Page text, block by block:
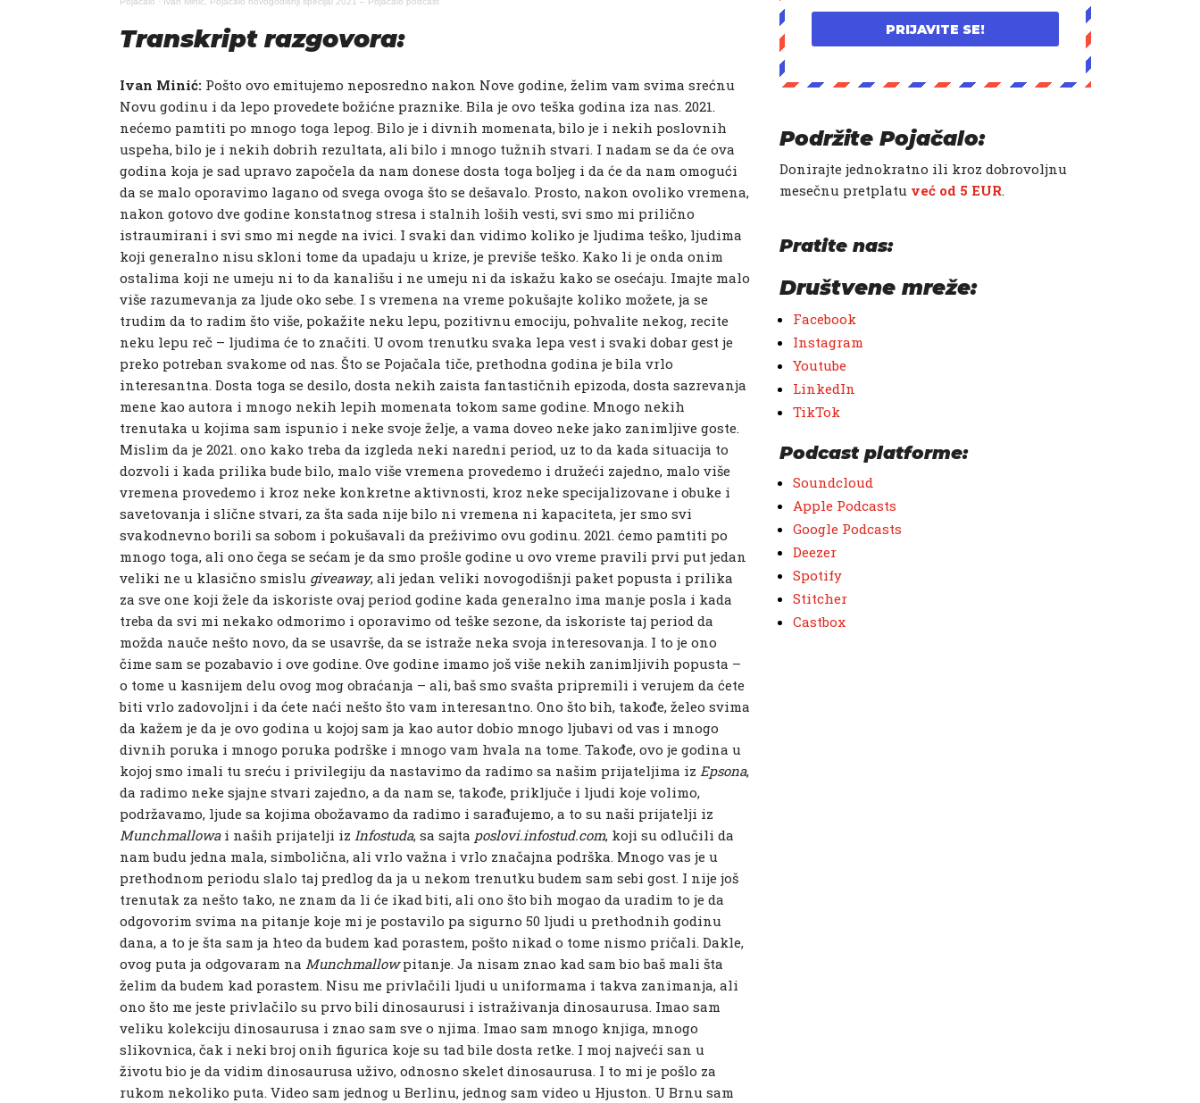
Transkript razgovora:
Ivan Minić: Pošto ovo emitujemo neposredno nakon Nove godine, želim vam svima srećnu
Novu godinu i da lepo provedete božićne praznike. Bila je ovo teška godina iza nas. 2021.
nećemo pamtiti po mnogo toga lepog. Bilo je i divnih momenata, bilo je i nekih poslovnih
uspeha, bilo je i nekih dobrih rezultata, ali bilo i mnogo tužnih stvari. I nadam se da će ova
godina koja je sad upravo započela da nam donese dosta toga boljeg i da će da nam omogući
da se malo oporavimo lagano od svega ovoga što se dešavalo. Prosto, nakon ovoliko vremena,
nakon gotovo dve godine konstatnog stresa i stalnih loših vesti, svi smo mi prilično
istraumirani i svi smo mi negde na ivici. I svaki dan vidimo koliko je ljudima teško, ljudima
koji generalno nisu skloni tome da upadaju u krize, je previše teško. Kako li je onda onim
ostalima koji ne umeju ni to da kanališu i ne umeju ni da iskažu kako se osećaju. Imajte malo
više razumevanja za ljude oko sebe. I s vremena na vreme pokušajte koliko možete, ja se
trudim da to radim što više, pokažite neku lepu, pozitivnu emociju, pohvalite nekog, recite
neku lepu reč – ljudima će to značiti. U ovom trenutku svaka lepa vest i svaki dobar gest je
preko potreban svakome od nas. Što se Pojačala tiče, prethodna godina je bila vrlo
interesantna. Dosta toga se desilo, dosta nekih zaista fantastičnih epizoda, dosta sazrevanja
mene kao autora i mnogo nekih lepih momenata tokom same godine. Mnogo nekih
trenutaka u kojima sam ispunio i neke svoje želje, a vama doveo neke jako zanimljive goste.
Mislim da je 2021. ono kako treba da izgleda neki naredni period, uz to da kada situacija to
dozvoli i kada prilika bude bilo, malo više vremena provedemo i družeći zajedno, malo više
vremena provedemo i kroz neke konkretne aktivnosti, kroz neke specijalizovane i obuke i
savetovanja i slične stvari, za šta sada nije bilo ni vremena ni kapaciteta, jer smo svi
svakodnevno borili sa sobom i pokušavali da preživimo ovu godinu. 2021. ćemo pamtiti po
mnogo toga, ali ono čega se sećam je da smo prošle godine u ovo vreme pravili prvi put jedan
veliki ne u klasično smislu giveaway, ali jedan veliki novogodišnji paket popusta i prilika
za sve one koji žele da iskoriste ovaj period godine kada generalno ima manje posla i kada
treba da svi mi nekako odmorimo i oporavimo od teške sezone, da iskoriste taj period da
možda nauče nešto novo, da se usavrše, da se istraže neka svoja interesovanja. I to je ono
čime sam se pozabavio i ove godine. Ove godine imamo još više nekih zanimljivih popusta –
o tome u kasnijem delu ovog mog obraćanja – ali, baš smo svašta pripremili i verujem da ćete
biti vrlo zadovoljni i da ćete naći nešto što vam interesantno. Ono što bih, takođe, želeo svima
da kažem je da je ovo godina u kojoj sam ja kao autor dobio mnogo ljubavi od vas i mnogo
divnih poruka i mnogo poruka podrške i mnogo vam hvala na tome. Takođe, ovo je godina u
kojoj smo imali tu sreću i privilegiju da nastavimo da radimo sa našim prijateljima iz Epsona,
da radimo neke sjajne stvari zajedno, a da nam se, takođe, priključe i ljudi koje volimo,
podržavamo, ljude sa kojima obožavamo da radimo i sarađujemo, a to su naši prijatelji iz
Munchmallowai naših prijatelji iz Infostuda, sa sajta poslovi.infostud.com, koji su odlučili da
nam budu jedna mala, simbolična, ali vrlo važna i vrlo značajna podrška. Mnogo vas je u
prethodnom periodu slalo taj predlog da ja u nekom trenutku budem sam sebi gost. I nije još
trenutak za nešto tako, ne znam da li će ikad biti, ali ono što bih mogao da uradim to je da
odgovorim svima na pitanje koje mi je postavilo pa sigurno 50 ljudi u prethodnih godinu
dana, a to je šta sam ja hteo da budem kad porastem, pošto nikad o tome nismo pričali. Dakle,
ovog puta ja odgovaram na Munchmallowpitanje. Ja nisam znao kad sam bio baš mali šta
želim da budem kad porastem. Nisu me privlačili ljudi u uniformama i takva zanimanja, ali
ono što me jeste privlačilo su prvo bili dinosaurusi i istraživanja dinosaurusa. Imao sam
veliku kolekciju dinosaurusa i znao sam sve o njima. Imao sam mnogo knjiga, mnogo
slikovnica, čak i neki broj onih figurica koje su tad bile dosta retke. I moj najveći san u
životu bio je da vidim dinosaurusa uživo, odnosno skelet dinosaurusa. I to mi je pošlo za
rukom nekoliko puta. Video sam jednog u Berlinu, jednog sam video u Hjuston. U Brnu sam
PRIJAVITE SE!
Podržite Pojačalo:
Donirajte jednokratno ili kroz dobrovoljnu
mesečnu pretplatu već od 5 EUR.
Pratite nas:
Društvene mreže:
Facebook
Instagram
Youtube
LinkedIn
TikTok
Podcast platforme:
Soundcloud
Apple Podcasts
Google Podcasts
Deezer
Spotify
Stitcher
Castbox